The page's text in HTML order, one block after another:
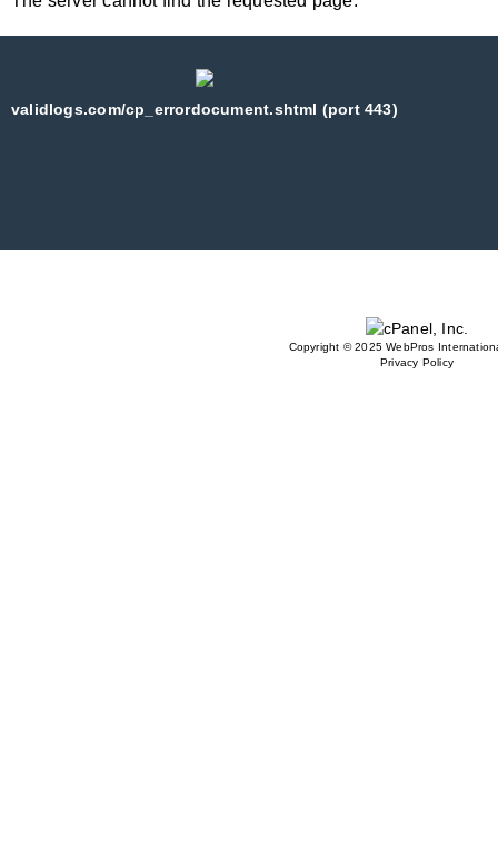
validlogs.com/cp_errordocument.shtml (port 443)
Copyright © 2025 WebPros
Privacy Policy